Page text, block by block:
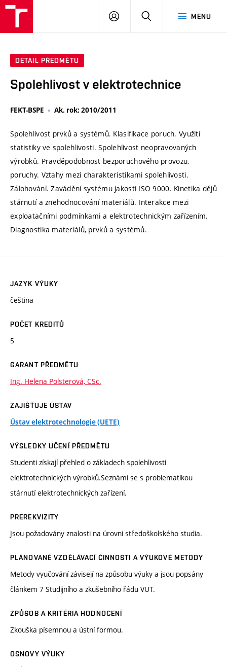
MENU
PŘIHLÁSIT
DETAIL PŘEDMĚTU
Spolehlivost v elektrotechnice
FEKT-BSPE Ak. rok: 2010/2011
Spolehlivost prvků a systémů. Klasifikace poruch. Využití
statistiky ve spolehlivosti. Spolehlivost neopravovaných
výrobků. Pravděpodobnost bezporuchového provozu,
poruchy. Vztahy mezi charakteristikami spolehlivosti.
Zálohování. Zavádění systému jakosti ISO 9000. Kinetika dějů
stárnutí a znehodnocování materiálů. Interakce mezi
exploatačními podmínkami a elektrotechnickým zařízením.
Diagnostika materiálů, prvků a systémů.
JAZYK VÝUKY
čeština
POČET KREDITŮ
5
GARANT PŘEDMĚTU
Ing. Helena Polsterová, CSc.
ZAJIŠŤUJE ÚSTAV
Ústav elektrotechnologie (UETE)
VÝSLEDKY UČENÍ PŘEDMĚTU
Studenti získají přehled o základech spolehlivosti
elektrotechnických výrobků.Seznámí se s problematikou
stárnutí elektrotechnických zařízení.
PREREKVIZITY
Jsou požadovány znalosti na úrovni středoškolského studia.
PLÁNOVANÉ VZDĚLÁVACÍ ČINNOSTI A VÝUKOVÉ METODY
Metody vyučování závisejí na způsobu výuky a jsou popsány
článkem 7 Studijního a zkušebního řádu VUT.
ZPŮSOB A KRITÉRIA HODNOCENÍ
Zkouška písemnou a ústní formou.
OSNOVY VÝUKY